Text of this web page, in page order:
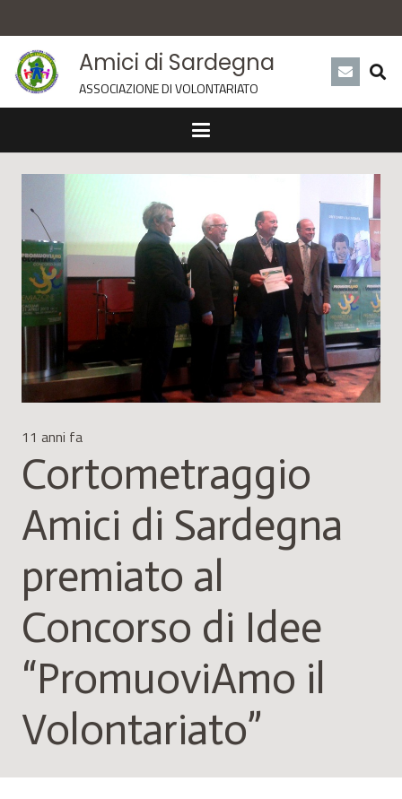
Amici di Sardegna
ASSOCIAZIONE DI VOLONTARIATO
11 anni fa
Cortometraggio
Amici di Sardegna
premiato al
Concorso di Idee
“PromuoviAmo il
Volontariato”